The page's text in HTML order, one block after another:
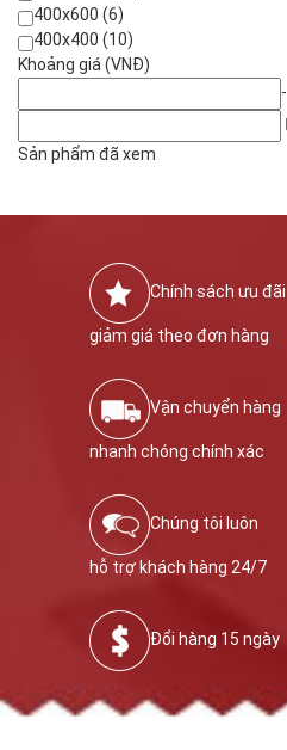
400x600 (6)
400x400 (10)
Khoảng giá (VNĐ)
-
Sản phẩm đã xem
Chính sách ưu đãi
giảm giá theo đơn hàng
Vận chuyển hàng
nhanh chóng chính xác
Chúng tôi luôn
hỗ trợ khách hàng 24/7
Đổi hàng 15 ngày